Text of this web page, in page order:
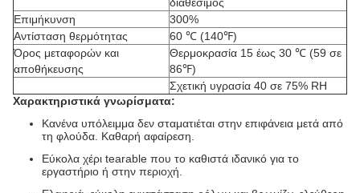
Επιμήκυνση
300%
Αντίσταση θερμότητας
60 ℃ (140℉)
Όρος μεταφορών και
αποθήκευσης
Θερμοκρασία 15 έως 30 ℃ (59 σε
86℉)
Σχετική υγρασία 40 σε 75% RH
Χαρακτηριστικά γνωρίσματα:
Κανένα υπόλειμμα δεν σταματιέται στην επιφάνεια μετά από
τη φλούδα. Καθαρή αφαίρεση.
Εύκολα χέρι tearable που το καθιστά ιδανικό για το
εργαστήριο ή στην περιοχή.